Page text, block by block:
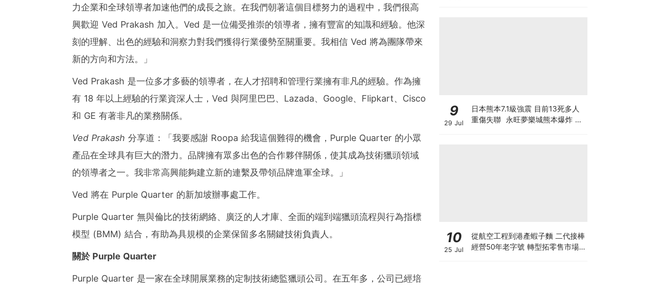
力企業和全球領導者加速他們的成長之旅。在我們朝著這個目標努力的過程中，我們很高
興歡迎 Ved Prakash 加入。Ved 是一位備受推崇的領導者，擁有豐富的知識和經驗。他深
刻的理解、出色的經驗和洞察力對我們獲得行業優勢至關重要。我相信 Ved 將為團隊帶來
新的方向和方法。」
Ved Prakash 是一位多才多藝的領導者，在人才招聘和管理行業擁有非凡的經驗。作為擁
有 18 年以上經驗的行業資深人士，Ved 與阿里巴巴、Lazada、Google、Flipkart、Cisco
和 GE 有著非凡的業務關係。
Ved Prakash 分享道：「我要感謝 Roopa 給我這個難得的機會，Purple Quarter 的小眾
產品在全球具有巨大的潛力。品牌擁有眾多出色的合作夥伴關係，使其成為技術獵頭領域
的領導者之一。我非常高興能夠建立新的連繫及帶領品牌進軍全球。」
Ved 將在 Purple Quarter 的新加坡辦事處工作。
Purple Quarter 無與倫比的技術網絡、廣泛的人才庫、全面的端到端獵頭流程與行為指標
模型 (BMM) 結合，有助為具規模的企業保留多名關鍵技術負責人。
關於Purple Quarter
Purple Quarter 是一家在全球開展業務的定制技術總監獵頭公司。在五年多，公司已經培
9
29 Jul
日本熊本7.1級強震 目前13死多人
重傷失聯 永旺夢樂城熊本爆炸 日
10
25 Jul
從航空工程到港產蝦子麵 二代接棒
經營50年老字號 轉型拓零售市場